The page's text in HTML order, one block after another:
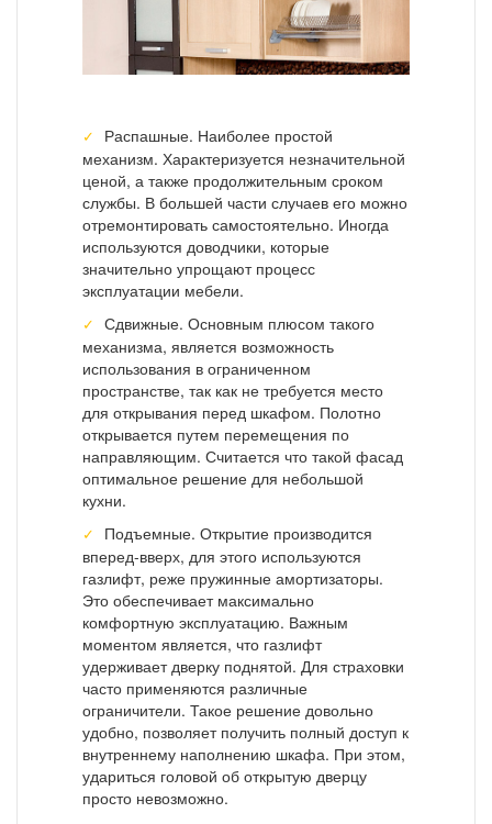
Распашные. Наиболее простой
механизм. Характеризуется незначительной
ценой, а также продолжительным сроком
службы. В большей части случаев его можно
отремонтировать самостоятельно. Иногда
используются доводчики, которые
значительно упрощают процесс
эксплуатации мебели.
Сдвижные. Основным плюсом такого
механизма, является возможность
использования в ограниченном
пространстве, так как не требуется место
для открывания перед шкафом. Полотно
открывается путем перемещения по
направляющим. Считается что такой фасад
оптимальное решение для небольшой
кухни.
Подъемные. Открытие производится
вперед-вверх, для этого используются
газлифт, реже пружинные амортизаторы.
Это обеспечивает максимально
комфортную эксплуатацию. Важным
моментом является, что газлифт
удерживает дверку поднятой. Для страховки
часто применяются различные
ограничители. Такое решение довольно
удобно, позволяет получить полный доступ к
внутреннему наполнению шкафа. При этом,
удариться головой об открытую дверцу
просто невозможно.